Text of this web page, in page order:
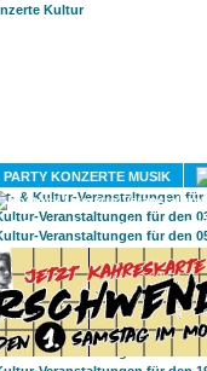
PARTY KONZERTE MUSIK